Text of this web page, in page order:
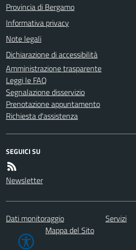
Provincia di Bergamo
Informativa privacy
Note legali
Dichiarazione di accessibilità
Amministrazione trasparente
Leggi le FAQ
Segnalazione disservizio
Prenotazione appuntamento
Richiesta d'assistenza
SEGUICI SU
Newsletter
Dati monitoraggio Servizi
Mappa del Sito